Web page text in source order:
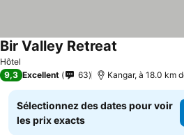
Hôtel
Bir Valley Retreat
9,3 Excellent 63 Kangar, à 18.0 km
Sélectionnez des dates pour voir
les prix exacts